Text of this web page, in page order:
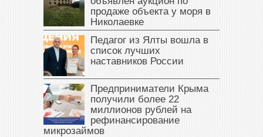
продаже объекта у моря в
Николаевке
Педагог из Ялты вошла в
список лучших
наставников России
Предприниматели Крыма
получили более 22
миллионов рублей на
рефинансирование
микрозаймов